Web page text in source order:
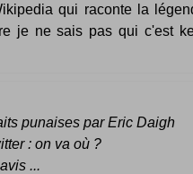
qui raconte la
je ne sais pas qui c'est
punaises par Eric Daigh
: on va où ?
...